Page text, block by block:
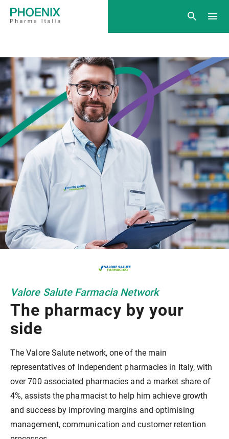
Valore Salute Farmacia Network
The pharmacy by your
side
The Valore Salute network, one of the main
representatives of independent pharmacies in Italy, with
over 700 associated pharmacies and a market share of
4%, assists the pharmacist to help him achieve growth
and success by improving margins and optimising
management, communication and customer retention